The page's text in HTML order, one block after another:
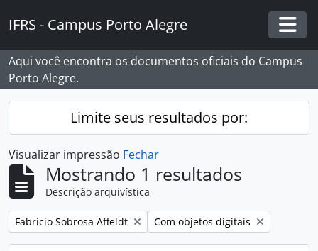
IFRS - Campus Porto Alegre
Aqui você encontra os documentos oficiais do Campus
Porto Alegre.
Limite seus resultados por:
Visualizar impressão Fechar
Mostrando 1 resultados
Descrição arquivística
Remover filtro:
Fabrício Sobrosa Affeldt Remover filtro:
Com objetos digitais